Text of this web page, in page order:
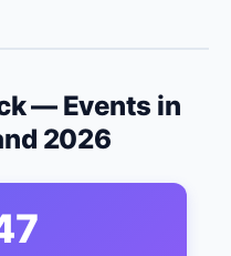
— Events in
2026